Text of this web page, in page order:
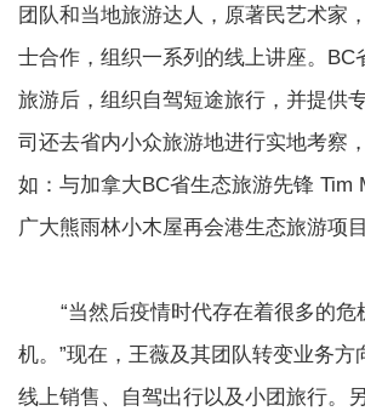
团队和当地旅游达人，原著民艺术家
士合作，组织一系列的线上讲座。BC
旅游后，组织自驾短途旅行，并提供
司还去省内小众旅游地进行实地考察
如：与加拿大BC省生态旅游先锋 Tim
广大熊雨林小木屋再会港生态旅游项目
“当然后疫情时代存在着很多的危
机。”现在，王薇及其团队转变业务方
线上销售、自驾出行以及小团旅行。